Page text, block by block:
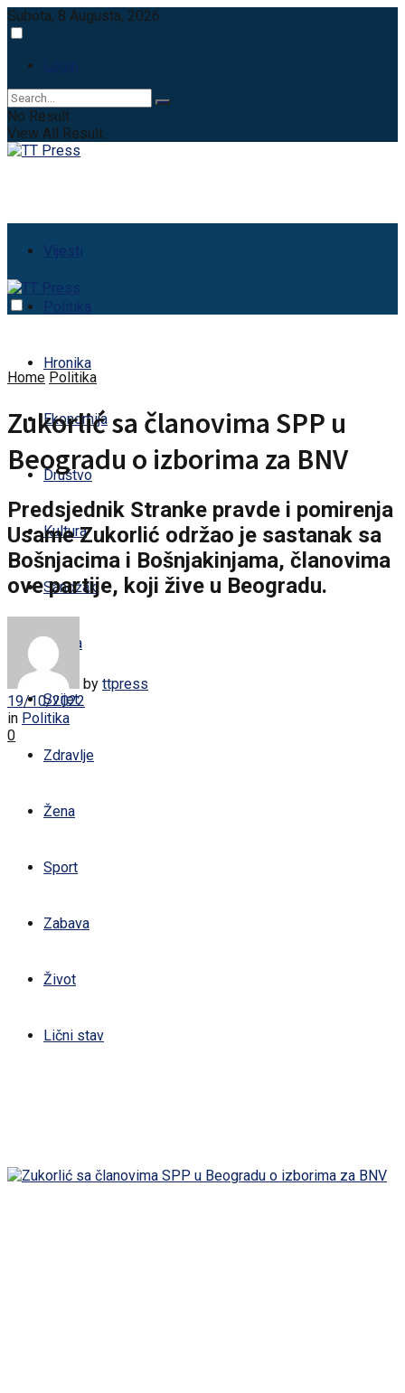
Subota, 8 Augusta, 2026
Login
No Result
View All Result
Vijesti
Politika
Hronika
Ekonomija
Društvo
Kultura
Sandžak
Regija
Svijet
Zdravlje
Žena
Sport
Zabava
Život
Lični stav
Home Politika
Zukorlić sa članovima SPP u
Beogradu o izborima za BNV
Predsjednik Stranke pravde i pomirenja
Usame Zukorlić održao je sastanak sa
Bošnjacima i Bošnjakinjama, članovima
ove partije, koji žive u Beogradu.
by ttpress
19/10/2022
in Politika
0